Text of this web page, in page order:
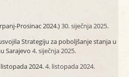
Prosinac 2024.)30. siječnja 2025.
Strategiju za poboljšanje stanja u
Sarajevo 4. siječnja 2025.
2024.4. listopada 2024.